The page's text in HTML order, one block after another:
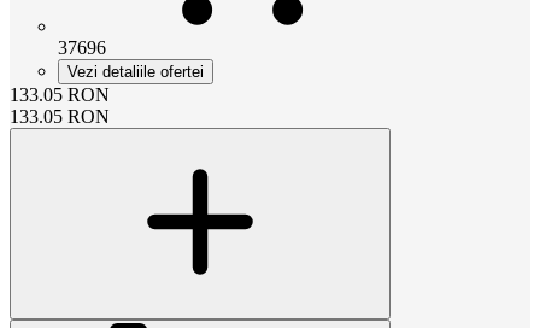
37696
Vezi detaliile ofertei
133.05 RON
133.05 RON